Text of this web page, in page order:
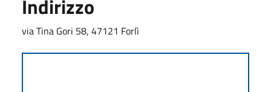
Indirizzo
via Tina Gori 58, 47121 Forlì